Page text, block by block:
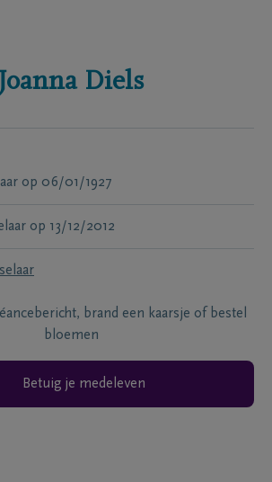
Joanna Diels
op 06/01/1927
op 13/12/2012
brand een kaarsje of bestel
bloemen
Betuig je medeleven